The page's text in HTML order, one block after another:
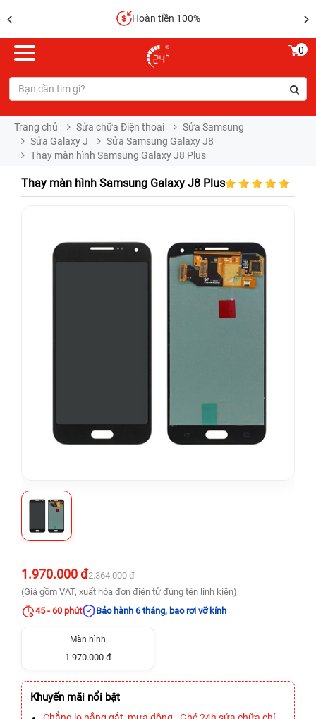
Hoàn tiền 100%
0
Trang chủ Sửa chữa Điện thoại
Sửa Samsung
Sửa Galaxy J
Sửa Samsung Galaxy J8
Thay màn hình Samsung Galaxy J8 Plus
Thay màn hình Samsung Galaxy J8 Plus
1.970.000 đ2.364.000 đ
(Giá gồm VAT, xuất hóa đơn điện tử đúng tên linh kiện)
45 - 60 phút
Bảo hành 6 tháng, bao rơi vỡ kính
Màn hình
1.970.000 đ
Khuyến mãi nổi bật